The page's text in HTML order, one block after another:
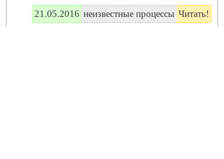
Читать!
неизвестные процессы
21.05.2016